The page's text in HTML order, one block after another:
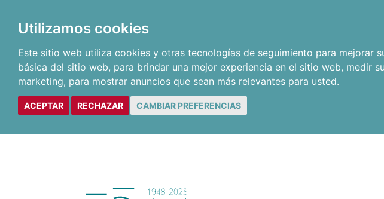
Utilizamos cookies
Este sitio web utiliza cookies y otras tecnologías de seguimiento para mejorar
básica del sitio web, para brindar una mejor experiencia en el sitio web, medir
marketing, para mostrar anuncios que sean más relevantes para usted.
ACEPTAR RECHAZAR CAMBIAR PREFERENCIAS